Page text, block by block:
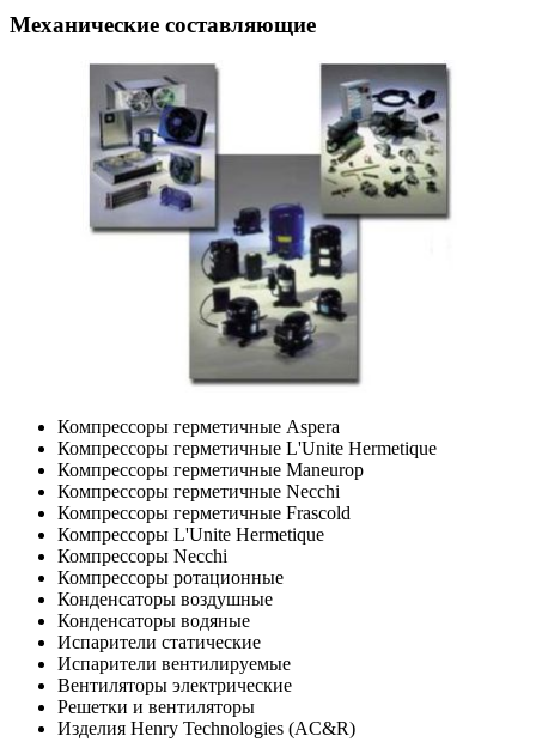
Механические составляющие
Компрессоры герметичные Aspera
Компрессоры герметичные L'Unite Hermetique
Компрессоры герметичные Maneurop
Компрессоры герметичные Necchi
Компрессоры герметичные Frascold
Компрессоры L'Unite Hermetique
Компрессоры Necchi
Компрессоры ротационные
Конденсаторы воздушные
Конденсаторы водяные
Испарители статические
Испарители вентилируемые
Вентиляторы электрические
Решетки и вентиляторы
Изделия Henry Technologies (AC&R)